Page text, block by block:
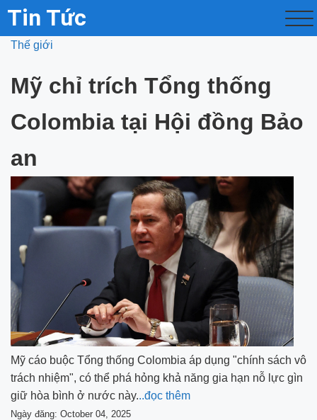
Tin Tức
Thế giới
Mỹ chỉ trích Tổng thống
Colombia tại Hội đồng Bảo
an
Mỹ cáo buộc Tổng thống Colombia áp dụng "chính sách vô
trách nhiệm", có thể phá hỏng khả năng gia hạn nỗ lực gìn
giữ hòa bình ở nước này...đọc thêm
Ngày đăng: October 04, 2025